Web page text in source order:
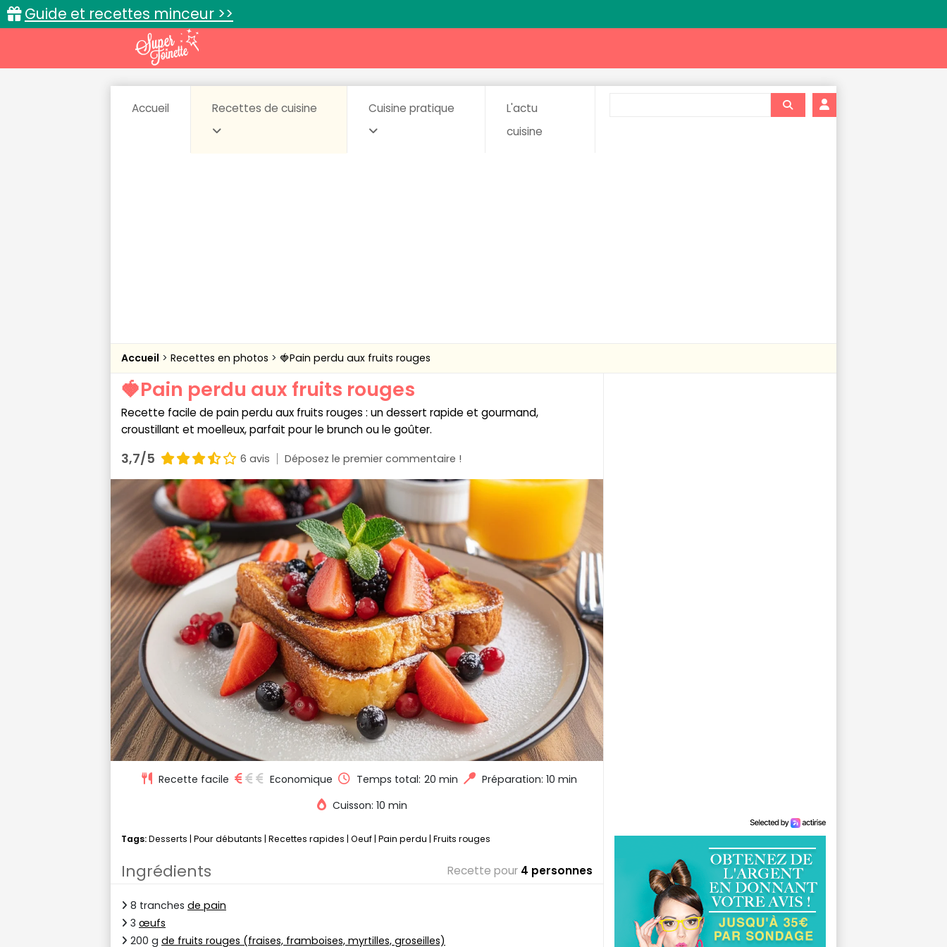
Guide et recettes minceur >>
Accueil Recettes de cuisine Cuisine pratique
L'actu
cuisine
Accueil Recettes en photos 🍓Pain perdu aux fruits rouges
🍓Pain perdu aux fruits rouges
Recette facile de pain perdu aux fruits rouges : un dessert rapide et gourmand,
croustillant et moelleux, parfait pour le brunch ou le goûter.
3,7/5 6 avis Déposez le premier commentaire !
Recette facile Economique Temps total: 20 min
Préparation: 10 min
Cuisson: 10 min
Tags:Desserts | Pour débutants | Recettes rapides | Oeuf | Pain perdu | Fruits rouges
Ingrédients Recette pour 4 personnes
8 tranches de pain
3 œufs
200 g de fruits rouges (fraises, framboises, myrtilles, groseilles)